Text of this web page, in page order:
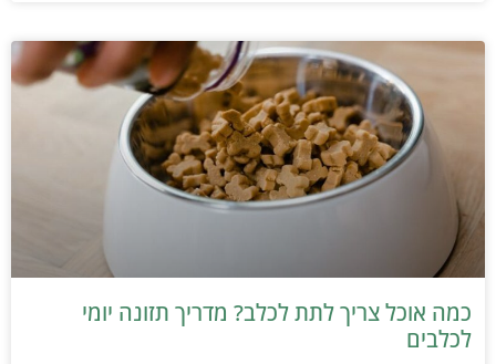
כמה אוכל צריך לתת לכלב? מדריך תזונה יומי
לכלבים